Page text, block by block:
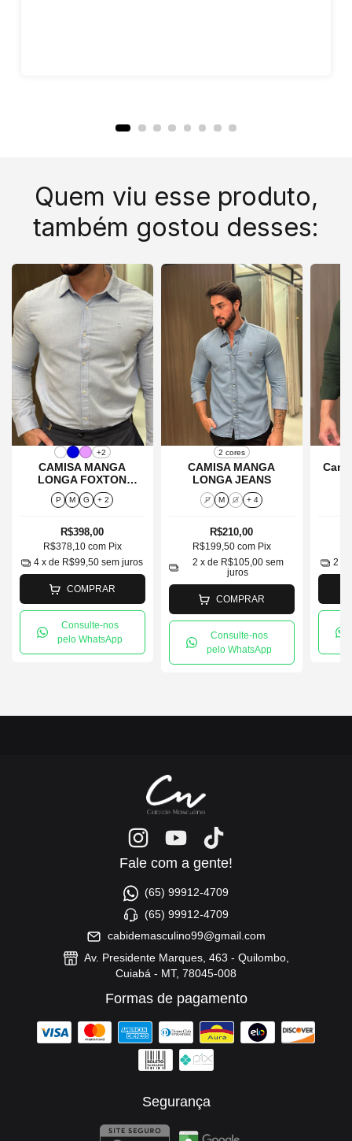
Quem viu esse produto,
também gostou desses:
+2
CAMISA MANGA
LONGA FOXTON
OXFORD
P M G + 2
R$398,00
R$378,10com Pix
4 x de R$99,50 sem juros
COMPRAR
Consulte-nos
pelo WhatsApp
2 cores
CAMISA MANGA
LONGA JEANS
P M G + 4
R$210,00
R$199,50com Pix
2 x de R$105,00 sem
juros
COMPRAR
Consulte-nos
pelo WhatsApp
2
Fale com a gente!
(65) 99912-4709
(65) 99912-4709
cabidemasculino99@gmail.com
Av. Presidente Marques, 463 - Quilombo,
Cuiabá - MT, 78045-008
Formas de pagamento
Segurança